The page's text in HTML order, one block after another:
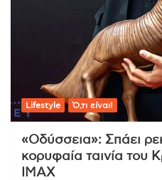
Lifestyle Ό,τι είναι!
«Οδύσσεια»: Σπάει
κορυφαία ταινία του
IMAX